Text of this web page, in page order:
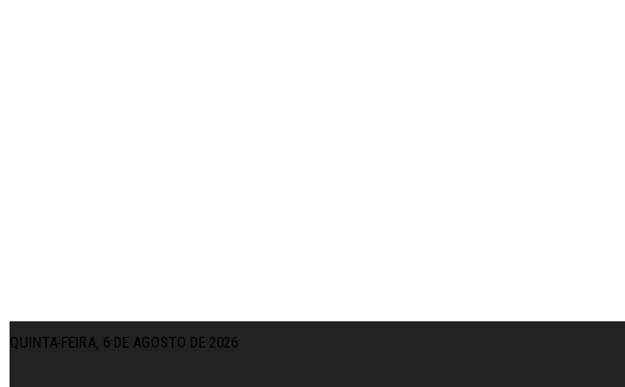
QUINTA-FEIRA, 6 DE AGOSTO DE 2026